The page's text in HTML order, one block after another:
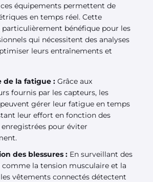
équipements permettent de
en temps réel. Cette
bénéfique pour les
qui nécessitent des analyses
leurs entraînements et
de la fatigue : Grâce aux
fournis par les capteurs, les
gérer leur fatigue en temps
leur effort en fonction des
enregistrées pour éviter
des blessures : En surveillant des
comme la tension musculaire et la
vêtements connectés détectent